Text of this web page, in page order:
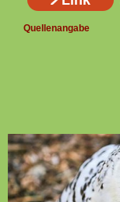
Quellenangabe